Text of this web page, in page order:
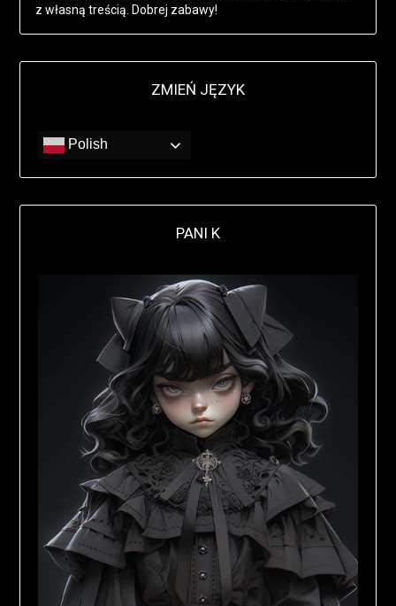
z własną treścią. Dobrej zabawy!
ZMIEŃ JĘZYK
Polish
PANI K